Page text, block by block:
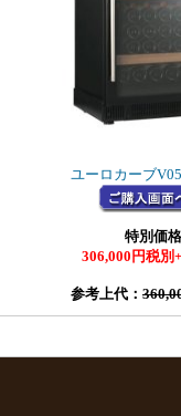
ユーロカーブ
特別価格
306,000円税別
参考上代：